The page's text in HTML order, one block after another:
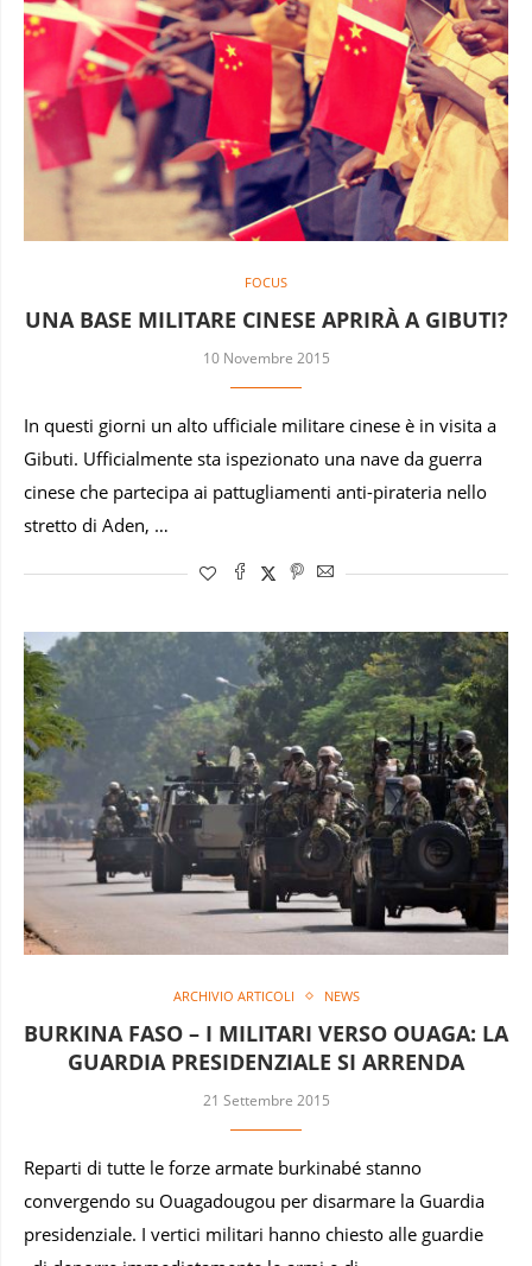
FOCUS
UNA BASE MILITARE CINESE APRIRÀ A GIBUTI?
10 Novembre 2015
In questi giorni un alto ufficiale militare cinese è in visita a
Gibuti. Ufficialmente sta ispezionato una nave da guerra
cinese che partecipa ai pattugliamenti anti-pirateria nello
stretto di Aden, …
ARCHIVIO ARTICOLI NEWS
BURKINA FASO – I MILITARI VERSO OUAGA: LA
GUARDIA PRESIDENZIALE SI ARRENDA
21 Settembre 2015
Reparti di tutte le forze armate burkinabé stanno
convergendo su Ouagadougou per disarmare la Guardia
presidenziale. I vertici militari hanno chiesto alle guardie